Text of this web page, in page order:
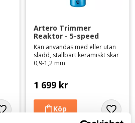
Lägg till i favoriter
Artero Trimmer
Reaktor - 5-speed
Kan användas med eller utan
sladd, ställbart keramiskt skär
0,9-1,2 mm
1 699 kr
Lägg